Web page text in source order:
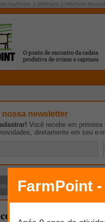
AgriPoint: MilkPoint MilkPoint
nossa newsletter
Você recebe em
diretamente em seu e-
Cadeia Produtiva>Giro de
sobre